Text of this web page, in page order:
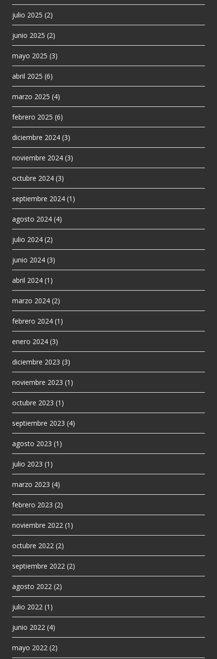
julio 2025 (2)
junio 2025 (2)
mayo 2025 (3)
abril 2025 (6)
marzo 2025 (4)
febrero 2025 (6)
diciembre 2024 (3)
noviembre 2024 (3)
octubre 2024 (3)
septiembre 2024 (1)
agosto 2024 (4)
julio 2024 (2)
junio 2024 (3)
abril 2024 (1)
marzo 2024 (2)
febrero 2024 (1)
enero 2024 (3)
diciembre 2023 (3)
noviembre 2023 (1)
octubre 2023 (1)
septiembre 2023 (4)
agosto 2023 (1)
julio 2023 (1)
marzo 2023 (4)
febrero 2023 (2)
noviembre 2022 (1)
octubre 2022 (2)
septiembre 2022 (2)
agosto 2022 (2)
julio 2022 (1)
junio 2022 (4)
mayo 2022 (2)